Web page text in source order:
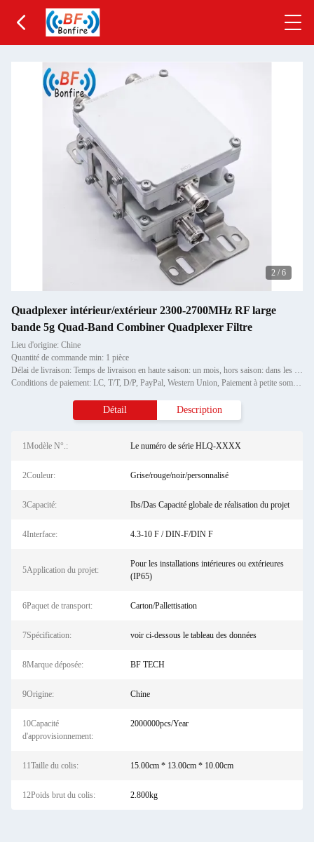
2 / 6
Quadplexer intérieur/extérieur 2300-2700MHz RF large
bande 5g Quad-Band Combiner Quadplexer Filtre
Lieu d'origine: Chine
Quantité de commande min: 1 pièce
Délai de livraison: Temps de livraison en haute saison: un mois, hors saison: dans les 15 jours ouvrables
Conditions de paiement: LC, T/T, D/P, PayPal, Western Union, Paiement à petite somme, Grammes d'argent
Détail Description
1Modèle N°.: Le numéro de série HLQ-XXXX
2Couleur: Grise/rouge/noir/personnalisé
3Capacité: Ibs/Das Capacité globale de réalisation du projet
4Interface: 4.3-10 F / DIN-F/DIN F
5Application du projet:
Pour les installations intérieures ou extérieures
(IP65)
6Paquet de transport: Carton/Pallettisation
7Spécification: voir ci-dessous le tableau des données
8Marque déposée: BF TECH
9Origine: Chine
10Capacité
d'approvisionnement:
2000000pcs/Year
11Taille du colis: 15.00cm * 13.00cm * 10.00cm
12Poids brut du colis: 2.800kg